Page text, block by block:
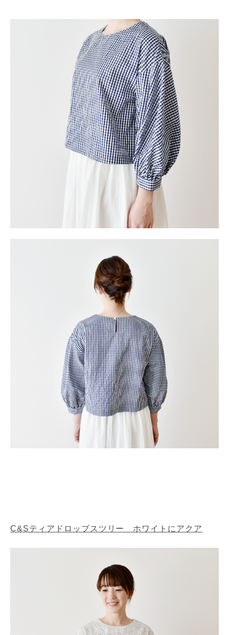
C&Sティアドロップスツリー ホワイトにアクア